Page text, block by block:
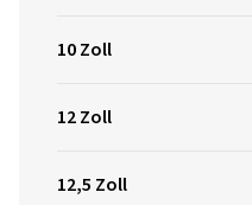
10 Zoll
12 Zoll
12,5 Zoll